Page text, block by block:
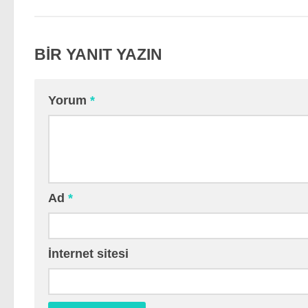
BIR YANIT YAZIN
Yorum *
Ad *
İnternet sitesi